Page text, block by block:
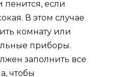
пенится, если
В этом случае
комнату или
приборы.
заполнить все
чтобы